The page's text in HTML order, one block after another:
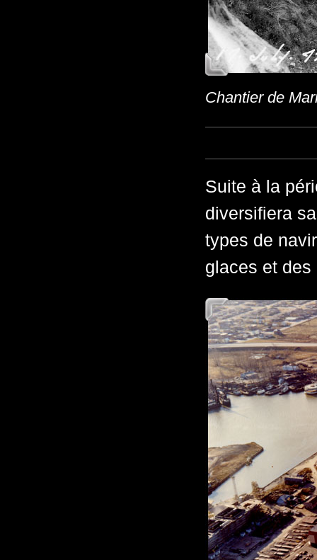
Chantier de
Suite à la
diversifiera
types de
glaces et des